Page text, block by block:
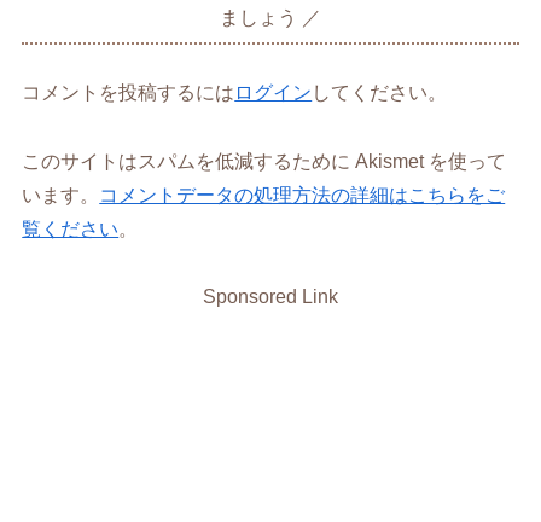
ましょう
コメントを投稿するには ログイン してください。
このサイトはスパムを低減するために Akismet を使って
います。
コメントデータの処理方法の詳細はこちらをご
覧ください。
Sponsored Link